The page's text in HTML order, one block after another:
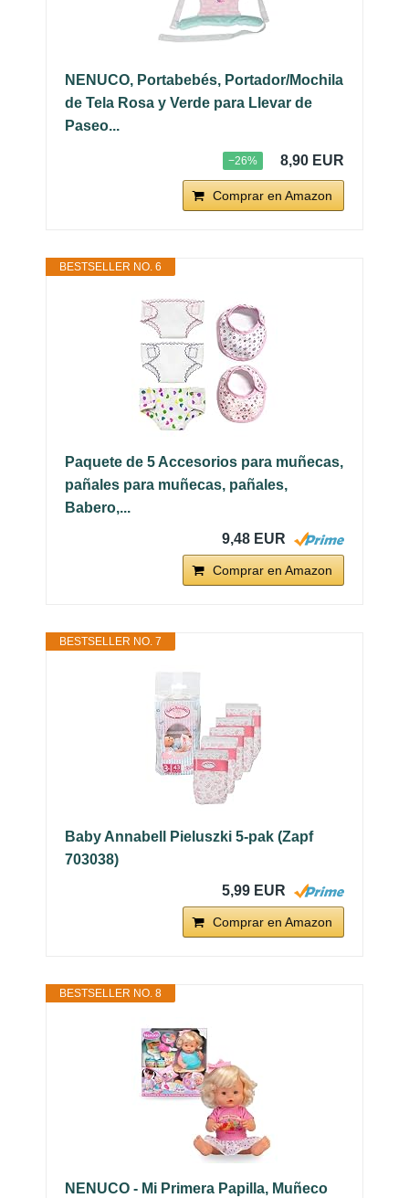
NENUCO, Portabebés, Portador/Mochila
de Tela Rosa y Verde para Llevar de
Paseo...
−26% 8,90 EUR
Comprar en Amazon
BESTSELLER NO. 6
Paquete de 5 Accesorios para muñecas,
pañales para muñecas, pañales,
Babero,...
9,48 EUR
Comprar en Amazon
BESTSELLER NO. 7
Baby Annabell Pieluszki 5-pak (Zapf
703038)
5,99 EUR
Comprar en Amazon
BESTSELLER NO. 8
NENUCO - Mi Primera Papilla, Muñeco